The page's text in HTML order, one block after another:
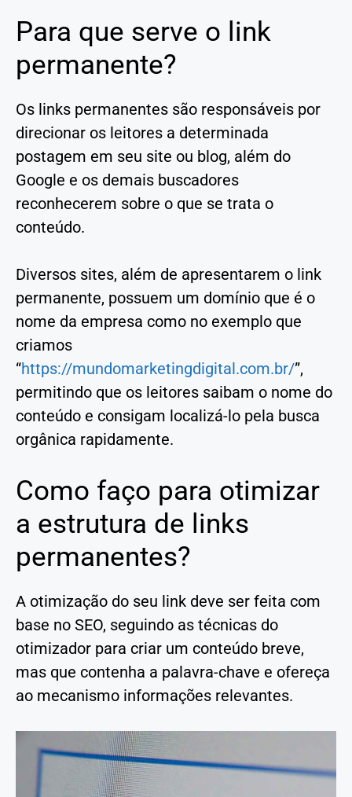
Para que serve o link
permanente?
Os links permanentes são responsáveis por
direcionar os leitores a determinada
postagem em seu site ou blog, além do
Google e os demais buscadores
reconhecerem sobre o que se trata o
conteúdo.
Diversos sites, além de apresentarem o link
permanente, possuem um domínio que é o
nome da empresa como no exemplo que
criamos
“https://mundomarketingdigital.com.br/”,
permitindo que os leitores saibam o nome do
conteúdo e consigam localizá-lo pela busca
orgânica rapidamente.
Como faço para otimizar
a estrutura de links
permanentes?
A otimização do seu link deve ser feita com
base no SEO, seguindo as técnicas do
otimizador para criar um conteúdo breve,
mas que contenha a palavra-chave e ofereça
ao mecanismo informações relevantes.